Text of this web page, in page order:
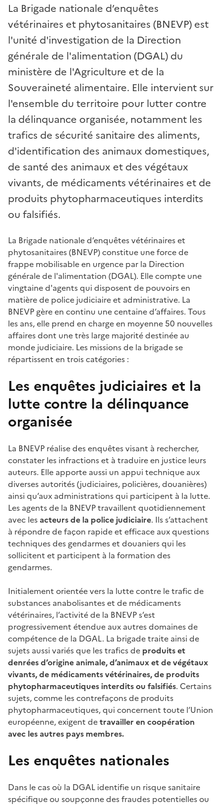
La Brigade nationale d’enquêtes
vétérinaires et phytosanitaires (BNEVP) est
l'unité d'investigation de la Direction
générale de l'alimentation (DGAL) du
ministère de l'Agriculture et de la
Souveraineté alimentaire. Elle intervient sur
l'ensemble du territoire pour lutter contre
la délinquance organisée, notamment les
trafics de sécurité sanitaire des aliments,
d'identification des animaux domestiques,
de santé des animaux et des végétaux
vivants, de médicaments vétérinaires et de
produits phytopharmaceutiques interdits
ou falsifiés.
La Brigade nationale d’enquêtes vétérinaires et
phytosanitaires (BNEVP) constitue une force de
frappe mobilisable en urgence par la Direction
générale de l'alimentation (DGAL). Elle compte une
vingtaine d'agents qui disposent de pouvoirs en
matière de police judiciaire et administrative. La
BNEVP gère en continu une centaine d’affaires. Tous
les ans, elle prend en charge en moyenne 50 nouvelles
affaires dont une très large majorité destinée au
monde judiciaire. Les missions de la brigade se
répartissent en trois catégories :
Les enquêtes judiciaires et la
lutte contre la délinquance
organisée
La BNEVP réalise des enquêtes visant à rechercher,
constater les infractions et à traduire en justice leurs
auteurs. Elle apporte aussi un appui technique aux
diverses autorités (judiciaires, policières, douanières)
ainsi qu’aux administrations qui participent à la lutte.
Les agents de la BNEVP travaillent quotidiennement
avec lesacteurs de la police judiciaire. Ils s’attachent
à répondre de façon rapide et efficace aux questions
techniques des gendarmes et douaniers qui les
sollicitent et participent à la formation des
gendarmes.
Initialement orientée vers la lutte contre le trafic de
substances anabolisantes et de médicaments
vétérinaires, l’activité de la BNEVP s’est
progressivement étendue aux autres domaines de
compétence de la DGAL. La brigade traite ainsi de
sujets aussi variés que les trafics de produits et
denrées d’origine animale, d’animaux et de végétaux
vivants, de médicaments vétérinaires, de produits
phytopharmaceutiques interdits ou falsifiés. Certains
sujets, comme les contrefaçons de produits
phytopharmaceutiques, qui concernent toute l’Union
européenne, exigent detravailler en coopération
avec les autres pays membres.
Les enquêtes nationales
Dans le cas où la DGAL identifie un risque sanitaire
spécifique ou soupçonne des fraudes potentielles ou